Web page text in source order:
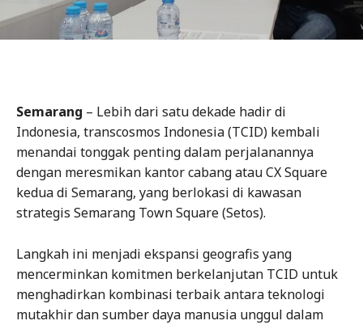
Semarang – Lebih dari satu dekade hadir di
Indonesia, transcosmos Indonesia (TCID) kembali
menandai tonggak penting dalam perjalanannya
dengan meresmikan kantor cabang atau CX Square
kedua di Semarang, yang berlokasi di kawasan
strategis Semarang Town Square (Setos).
Langkah ini menjadi ekspansi geografis yang
mencerminkan komitmen berkelanjutan TCID untuk
menghadirkan kombinasi terbaik antara teknologi
mutakhir dan sumber daya manusia unggul dalam